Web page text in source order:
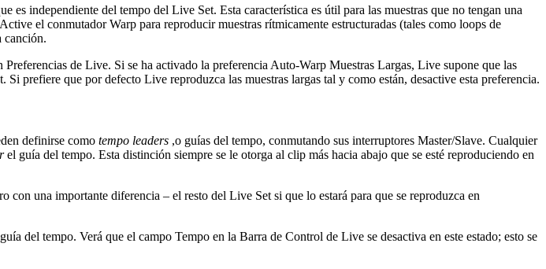
independiente del tempo del Live Set. Esta característica es útil para las muestras que no tengan una
el conmutador Warp para reproducir muestras rítmicamente estructuradas (tales como loops de
canción.
de Live. Si se ha activado la preferencia Auto-Warp Muestras Largas, Live supone que las
prefiere que por defecto Live reproduzca las muestras largas tal y como están, desactive esta preferencia.
definirse como tempo leaders ,o guías del tempo, conmutando sus interruptores Master/Slave. Cualquier
el guía del tempo. Esta distinción siempre se le otorga al clip más hacia abajo que se esté reproduciendo en
con una importante diferencia – el resto del Live Set si que lo estará para que se reproduzca en
del tempo. Verá que el campo Tempo en la Barra de Control de Live se desactiva en este estado; esto se